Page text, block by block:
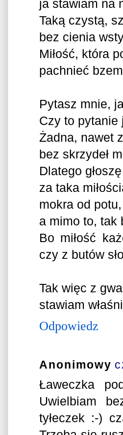
ja stawiam na
Taką czystą,
bez cienia
Miłość, która
pachnieć
Pytasz mnie,
Czy to pytanie
Żadna, nawet
bez skrzydeł
Dlatego
za taka
mokra od
a mimo to, tak
Bo miłość
czy z butów
Tak więc z
stawiam
Odpowiedz
Anonimowy
Ławeczka
Uwielbiam
tyłeczek :-)